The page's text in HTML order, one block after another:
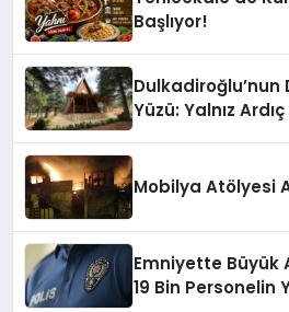
Başlıyor!
Dulkadiroğlu’nun
Yüzü: Yalnız
Mobilya Atölyesi
Emniyette Büyük
19 Bin Personelin